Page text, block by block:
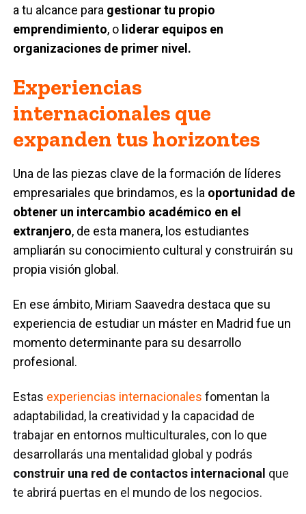
a tu alcance para gestionar tu propio
emprendimiento, o liderar equipos en
organizaciones de primer nivel.
Experiencias
internacionales que
expanden tus horizontes
Una de las piezas clave de la formación de líderes
empresariales que brindamos, es la oportunidad de
obtener un intercambio académico en el
extranjero, de esta manera, los estudiantes
ampliarán su conocimiento cultural y construirán su
propia visión global.
En ese ámbito, Miriam Saavedra destaca que su
experiencia de estudiar un máster en Madrid fue un
momento determinante para su desarrollo
profesional.
Estas experiencias internacionales fomentan la
adaptabilidad, la creatividad y la capacidad de
trabajar en entornos multiculturales, con lo que
desarrollarás una mentalidad global y podrás
construir una red de contactos internacional que
te abrirá puertas en el mundo de los negocios.